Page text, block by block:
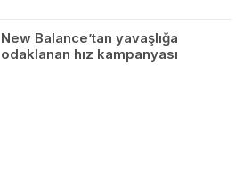
New Balance’tan yavaşlığa
odaklanan hız kampanyası